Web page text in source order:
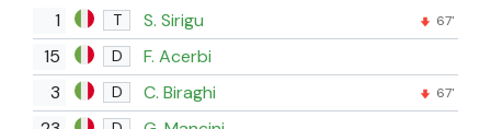
1 T S. Sirigu 67'
15 D
F. Acerbi
3
D C. Biraghi 67'